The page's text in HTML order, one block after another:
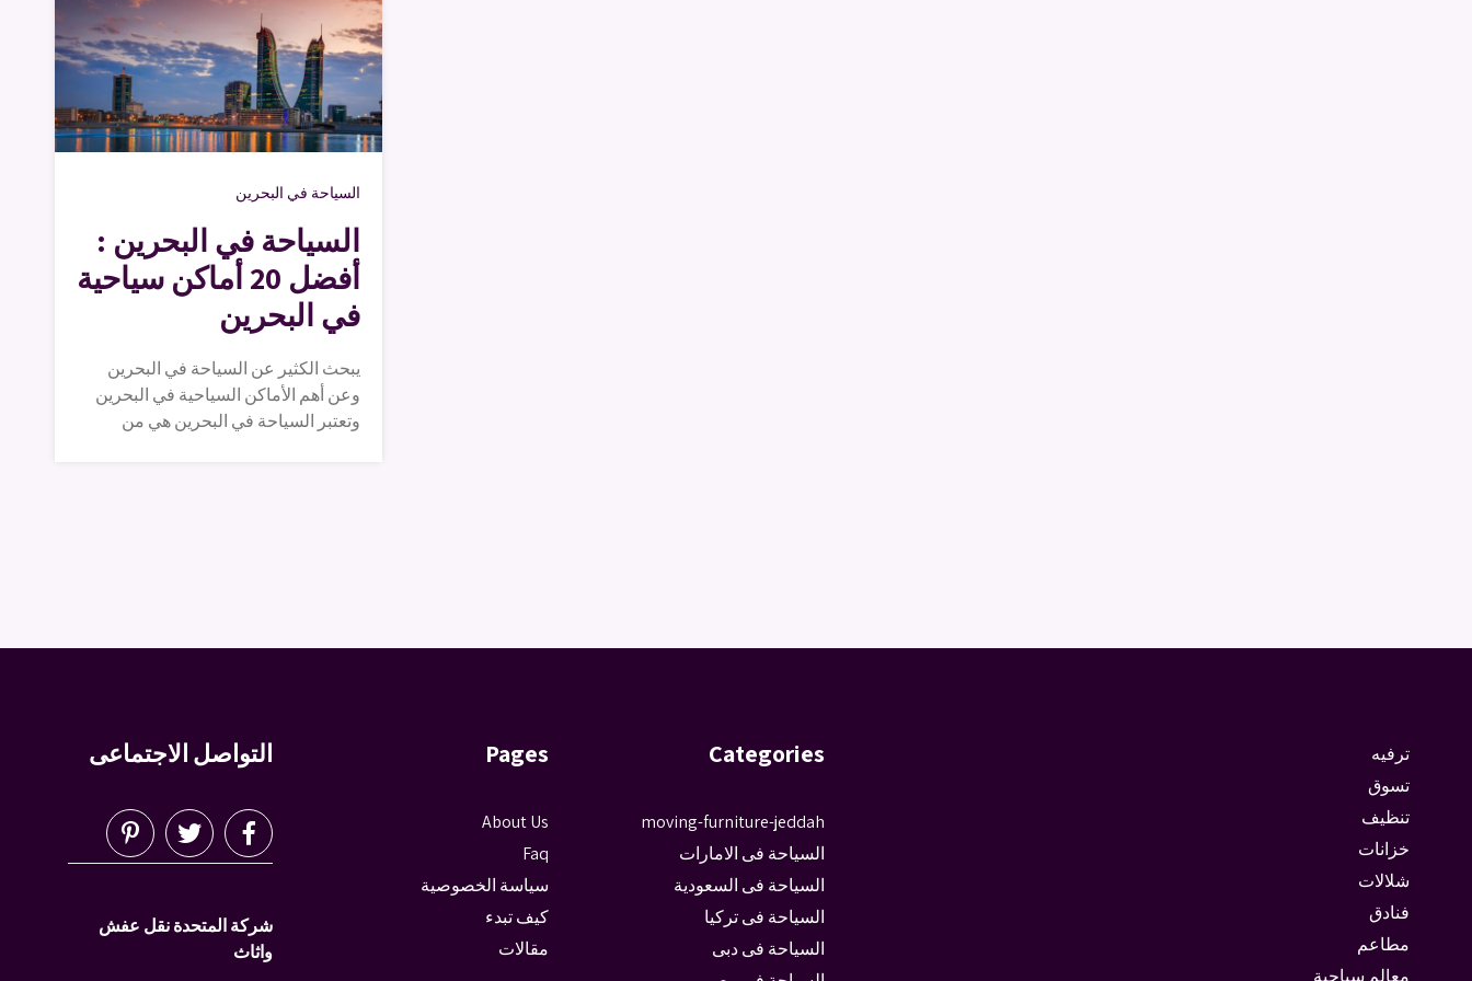
السياحة في البحرين
السياحة في البحرين :
أفضل 20 أماكن سياحية
في البحرين
يبحث الكثير عن السياحة في البحرين
وعن أهم الأماكن السياحية في البحرين
وتعتبر السياحة في البحرين هي من
ترفيه
تسوق
تنظيف
خزانات
شلالات
فنادق
مطاعم
Categories
moving-furniture-jeddah
السياحة فى الامارات
السياحة فى السعودية
السياحة فى تركيا
السياحة فى دبى
Pages
About Us
Faq
سياسة الخصوصية
كيف تبدء
مقالات
التواصل الاجتماعى
شركة المتحدة نقل عفش
واثاث